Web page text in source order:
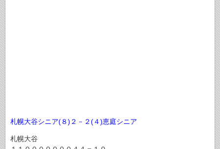
札幌大谷シニア(８)２－２(４)恵庭シニア
札幌大谷